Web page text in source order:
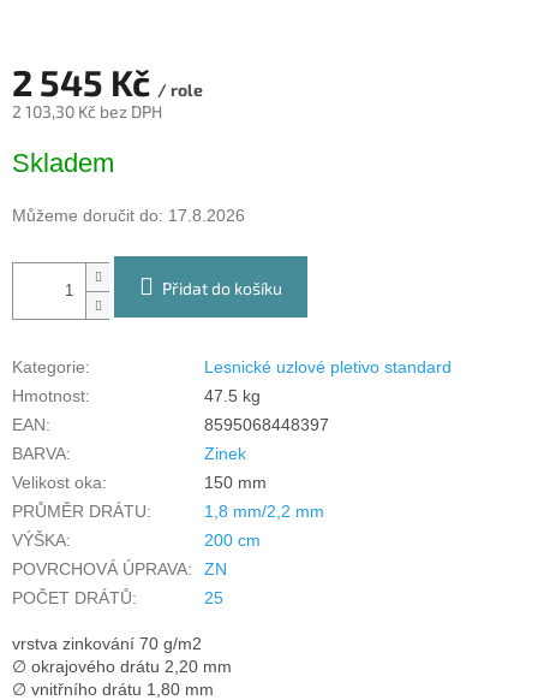
2 545 Kč / role
2 103,30 Kč bez DPH
cena:
Skladem
Můžeme doručit do: 17.8.2026
Přidat do košíku
Kategorie:
Lesnické uzlové pletivo standard
Hmotnost:
47.5 kg
EAN:
8595068448397
BARVA:
Zinek
Velikost oka:
150 mm
PRŮMĚR DRÁTU:
1,8 mm/2,2 mm
VÝŠKA:
200 cm
POVRCHOVÁ ÚPRAVA:
ZN
POČET DRÁTŮ: 25
vrstva zinkování 70 g/m2
∅ okrajového drátu 2,20 mm
∅ vnitřního drátu 1,80 mm